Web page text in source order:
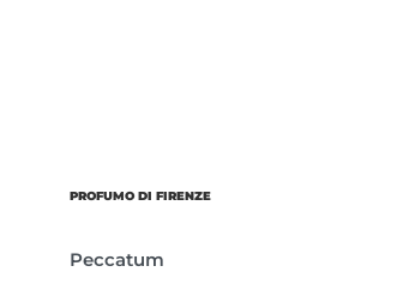
PROFUMO DI FIRENZE
Peccatum